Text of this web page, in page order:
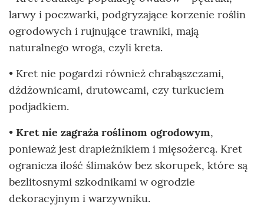
larwy i poczwarki, podgryzające korzenie roślin
ogrodowych i rujnujące trawniki, mają
naturalnego wroga, czyli kreta.
• Kret nie pogardzi również chrabąszczami,
dżdżownicami, drutowcami, czy turkuciem
podjadkiem.
• Kret nie zagraża roślinom ogrodowym,
ponieważ jest drapieżnikiem i mięsożercą. Kret
ogranicza ilość ślimaków bez skorupek, które są
bezlitosnymi szkodnikami w ogrodzie
dekoracyjnym i warzywniku.